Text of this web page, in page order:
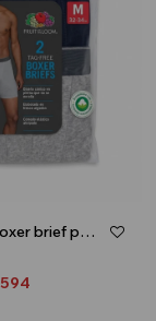
Pack x2 Boxer brief para caballero - Azul marino
594